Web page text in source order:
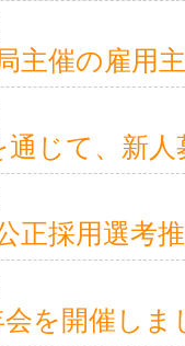
主催の雇用
通じて、新
正採用選考
を開催しま